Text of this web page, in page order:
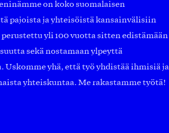
on koko suomalaisen
pajoista ja yhteisöistä kansainvälisiin
yli 100 vuotta sitten edistämään
sekä nostamaan ylpeyttä
Uskomme yhä, että työ yhdistää ihmisiä ja
yhteiskuntaa. Me rakastamme työtä!